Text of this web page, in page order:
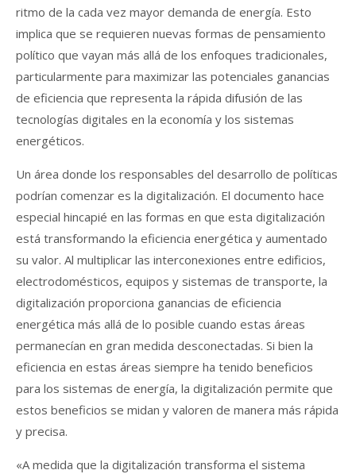
ritmo de la cada vez mayor demanda de energía. Esto
implica que se requieren nuevas formas de pensamiento
político que vayan más allá de los enfoques tradicionales,
particularmente para maximizar las potenciales ganancias
de eficiencia que representa la rápida difusión de las
tecnologías digitales en la economía y los sistemas
energéticos.
Un área donde los responsables del desarrollo de políticas
podrían comenzar es la digitalización. El documento hace
especial hincapié en las formas en que esta digitalización
está transformando la eficiencia energética y aumentado
su valor. Al multiplicar las interconexiones entre edificios,
electrodomésticos, equipos y sistemas de transporte, la
digitalización proporciona ganancias de eficiencia
energética más allá de lo posible cuando estas áreas
permanecían en gran medida desconectadas. Si bien la
eficiencia en estas áreas siempre ha tenido beneficios
para los sistemas de energía, la digitalización permite que
estos beneficios se midan y valoren de manera más rápida
y precisa.
«A medida que la digitalización transforma el sistema